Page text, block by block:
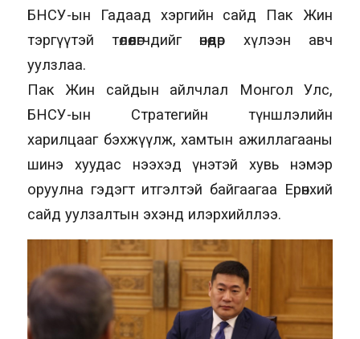
БНСУ-ын Гадаад хэргийн сайд Пак Жин
тэргүүтэй төлөөлөгчдийг өнөөдөр хүлээн авч
уулзлаа.
Пак Жин сайдын айлчлал Монгол Улс,
БНСУ-ын Стратегийн түншлэлийн
харилцааг бэхжүүлж, хамтын ажиллагааны
шинэ хуудас нээхэд үнэтэй хувь нэмэр
оруулна гэдэгт итгэлтэй байгаагаа Ерөнхий
сайд уулзалтын эхэнд илэрхийллээ.